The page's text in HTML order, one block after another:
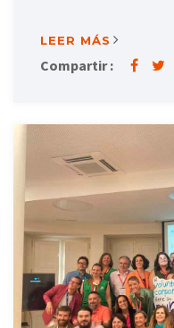
LEER MÁS
Compartir :